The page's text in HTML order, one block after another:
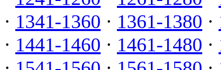
· 1341-1360 · 1361-1380 ·
· 1441-1460 · 1461-1480 ·